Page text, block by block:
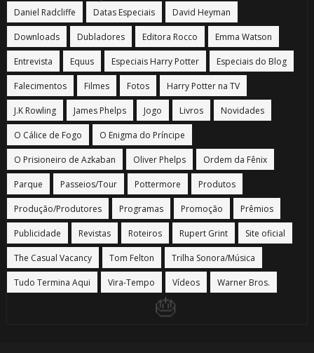
Daniel Radcliffe Datas Especiais David Heyman
Downloads Dubladores Editora Rocco Emma Watson
Entrevista Equus Especiais Harry Potter Especiais do Blog
Falecimentos Filmes Fotos Harry Potter na TV
J.K Rowling James Phelps Jogo Livros Novidades
O Cálice de Fogo O Enigma do Príncipe
O Prisioneiro de Azkaban Oliver Phelps Ordem da Fênix
Parque Passeios/Tour Pottermore Produtos
Produção/Produtores Programas Promoção Prêmios
Publicidade Revistas Roteiros Rupert Grint Site oficial
The Casual Vacancy Tom Felton Trilha Sonora/Música
Tudo Termina Aqui Vira-Tempo Vídeos Warner Bros.
🎂